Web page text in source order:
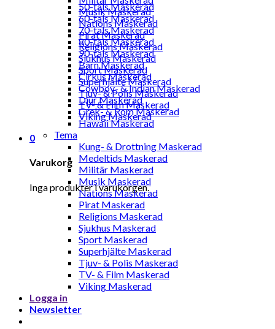
Musik Maskerad
Nations Maskerad
Pirat Maskerad
Religions Maskerad
Sjukhus Maskerad
Sport Maskerad
Superhjälte Maskerad
Tjuv- & Polis Maskerad
TV- & Film Maskerad
Viking Maskerad
0
Varukorg
Inga produkter i varukorgen.
50-tals Maskerad
60-tals Maskerad
70-tals Maskerad
80-tals Maskerad
90-tals Maskerad
Barn Maskerad
Cirkus Maskerad
Cowboy- & Indian Maskerad
Djur Maskerad
Grek- & Rom Maskerad
Hawaii Maskerad
Tema
Kung- & Drottning Maskerad
Medeltids Maskerad
Militär Maskerad
Musik Maskerad
Nations Maskerad
Pirat Maskerad
Religions Maskerad
Sjukhus Maskerad
Sport Maskerad
Superhjälte Maskerad
Tjuv- & Polis Maskerad
TV- & Film Maskerad
Viking Maskerad
Logga in
Newsletter